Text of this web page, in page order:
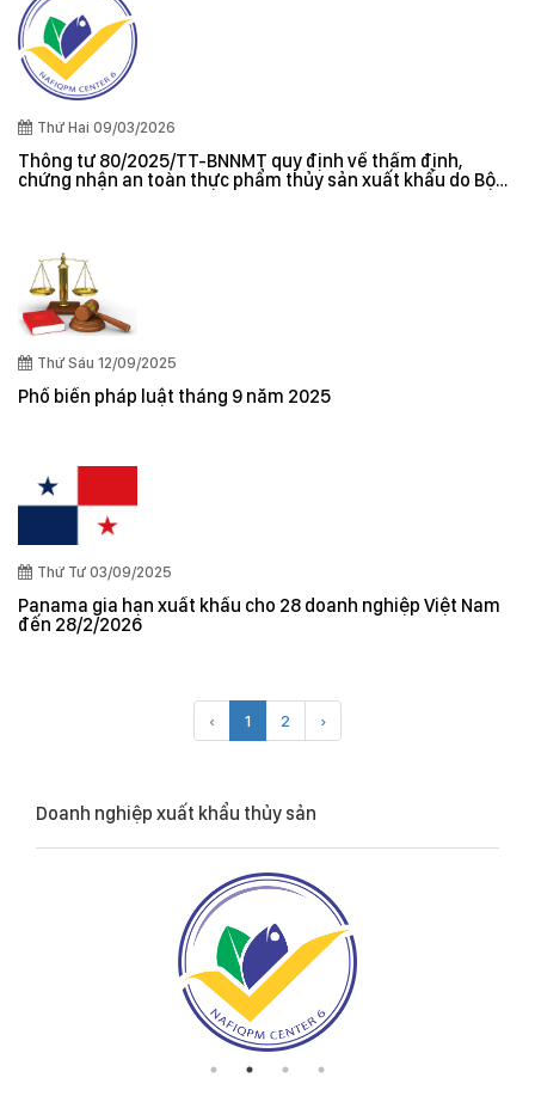
Thứ Hai 09/03/2026
Thông tư 80/2025/TT-BNNMT quy định về thẩm định,
chứng nhận an toàn thực phẩm thủy sản xuất khẩu do Bộ
Thứ Sáu 12/09/2025
Phổ biến pháp luật tháng 9 năm 2025
Thứ Tư 03/09/2025
Panama gia hạn xuất khẩu cho 28 doanh nghiệp Việt Nam
đến 28/2/2026
‹ 1 2 ›
Doanh nghiệp xuất khẩu thủy sản